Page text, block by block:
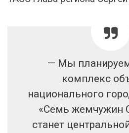
— Мы
комплекс
национального
«Семь жемчужин
станет